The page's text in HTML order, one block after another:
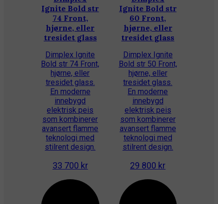
Ignite Bold str
74 Front,
hjørne, eller
tresidet glass
Dimplex Ignite
Bold str 74 Front,
hjørne, eller
tresidet glass.
En moderne
innebygd
elektrisk peis
som kombinerer
avansert flamme
teknologi med
stilrent design.
33 700 kr
Ignite Bold str
60 Front,
hjørne, eller
tresidet glass
Dimplex Ignite
Bold str 50 Front,
hjørne, eller
tresidet glass.
En moderne
innebygd
elektrisk peis
som kombinerer
avansert flamme
teknologi med
stilrent design.
29 800 kr